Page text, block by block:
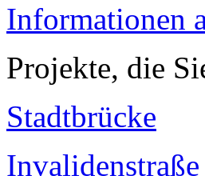
Informationen
Projekte, die
Stadtbrücke
Invalidenstraße